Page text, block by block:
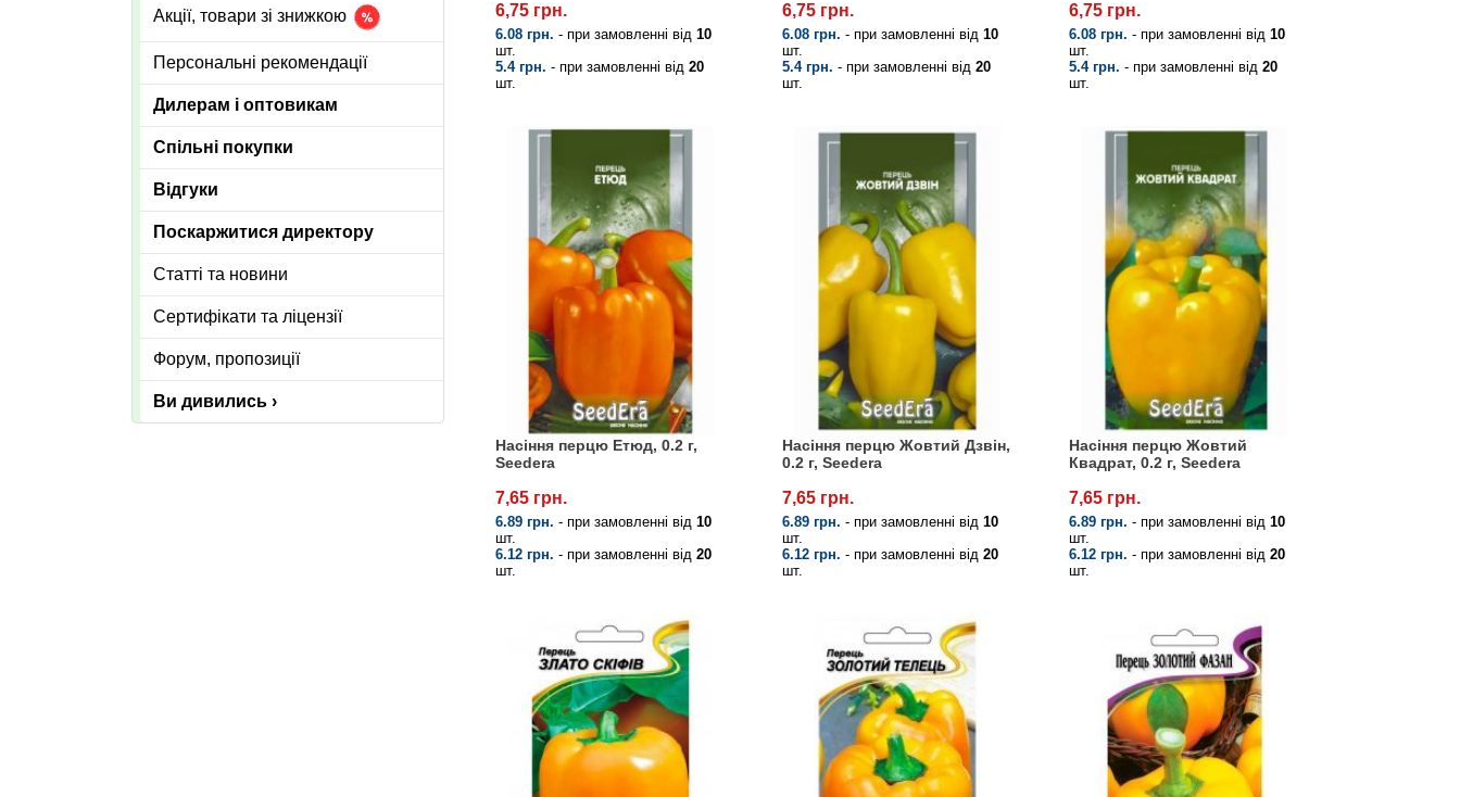
6,75 грн.
6.08 грн. - при замовленні від 10
шт.
5.4 грн. - при замовленні від 20
шт.
6,75 грн.
6.08 грн. - при замовленні від 10
шт.
5.4 грн. - при замовленні від 20
шт.
6,75 грн.
6.08 грн. - при замовленні від 10
шт.
5.4 грн. - при замовленні від 20
шт.
Насіння перцю Етюд, 0.2 г,
Seedera
7,65 грн.
6.89 грн. - при замовленні від 10
шт.
6.12 грн. - при замовленні від 20
шт.
Насіння перцю Жовтий Дзвін,
0.2 г, Seedera
7,65 грн.
6.89 грн. - при замовленні від 10
шт.
6.12 грн. - при замовленні від 20
шт.
Насіння перцю Жовтий
Квадрат, 0.2 г, Seedera
7,65 грн.
6.89 грн. - при замовленні від 10
шт.
6.12 грн. - при замовленні від 20
шт.
Акції, товари зі знижкою
Персональні рекомендації
Дилерам і оптовикам
Спільні покупки
Відгуки
Поскаржитися директору
Статті та новини
Сертифікати та ліцензії
Форум, пропозиції
Ви дивились ›